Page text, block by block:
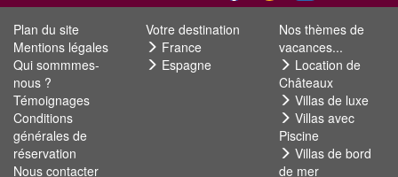
Plan du site
Mentions légales
Qui sommmes-
nous ?
Témoignages
Conditions
générales de
réservation
Nous contacter
Votre destination
France
Espagne
Nos thèmes de
vacances...
Location de
Châteaux
Villas de luxe
Villas avec
Piscine
Villas de bord
de mer